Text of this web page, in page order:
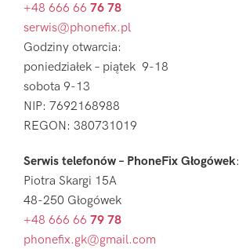
+48 666 66 76 78
serwis@phonefix.pl
Godziny otwarcia:
poniedziałek – piątek 9-18
sobota 9-13
NIP: 7692168988
REGON: 380731019
Serwis telefonów – PhoneFix Głogówek:
Piotra Skargi 15A
48-250 Głogówek
+48 666 66 79 78
phonefix.gk@gmail.com